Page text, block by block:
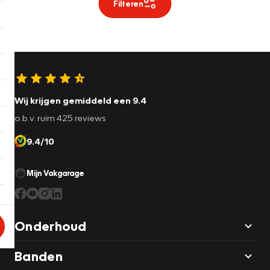
Filteren
Wij krijgen gemiddeld een 9.4
o.b.v. ruim 425 reviews
9.4/10
Mijn Vakgarage
Onderhoud
Banden